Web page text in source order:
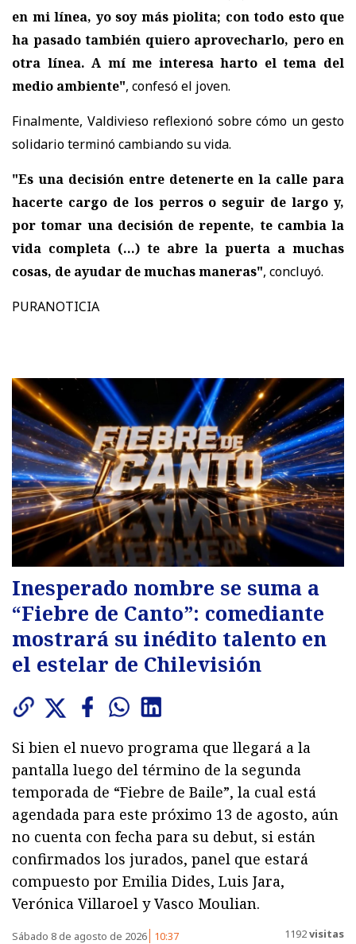
en mi línea, yo soy más piolita; con todo esto que
ha pasado también quiero aprovecharlo, pero en
otra línea. A mí me interesa harto el tema del
medio ambiente", confesó el joven.
Finalmente, Valdivieso reflexionó sobre cómo un gesto
solidario terminó cambiando su vida.
"Es una decisión entre detenerte en la calle para
hacerte cargo de los perros o seguir de largo y,
por tomar una decisión de repente, te cambia la
vida completa (...) te abre la puerta a muchas
cosas, de ayudar de muchas maneras", concluyó.
PURANOTICIA
Inesperado nombre se suma a
“Fiebre de Canto”: comediante
mostrará su inédito talento en
el estelar de Chilevisión
Si bien el nuevo programa que llegará a la
pantalla luego del término de la segunda
temporada de “Fiebre de Baile”, la cual está
agendada para este próximo 13 de agosto, aún
no cuenta con fecha para su debut, si están
confirmados los jurados, panel que estará
compuesto por Emilia Dides, Luis Jara,
Verónica Villaroel y Vasco Moulian.
Sábado 8 de agosto de 2026 10:37 1192visitas